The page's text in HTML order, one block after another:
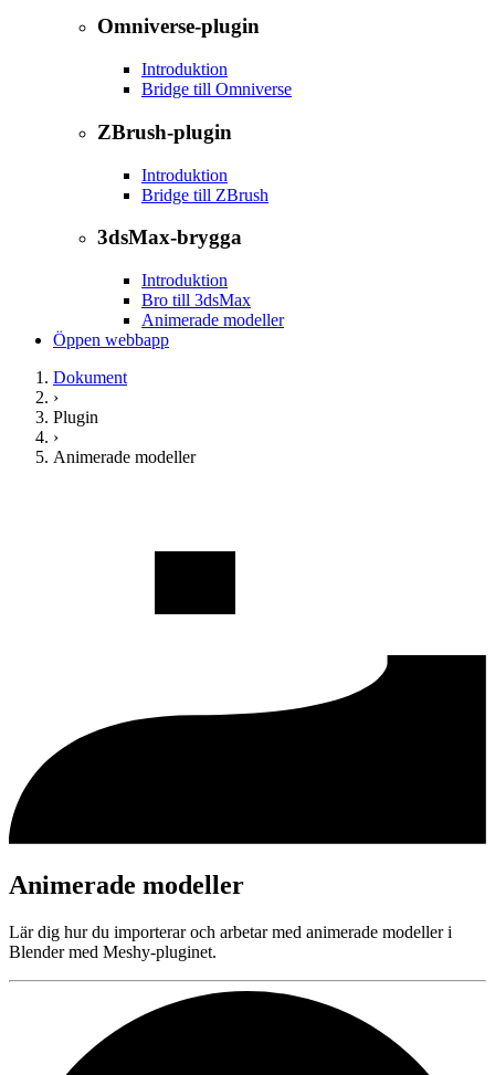
Omniverse-plugin
Introduktion
Bridge till Omniverse
ZBrush-plugin
Introduktion
Bridge till ZBrush
3dsMax-brygga
Introduktion
Bro till 3dsMax
Animerade modeller
Öppen webbapp
Dokument
›
Plugin
›
Animerade modeller
Animerade modeller
Lär dig hur du importerar och arbetar med animerade modeller i
Blender med Meshy-pluginet.